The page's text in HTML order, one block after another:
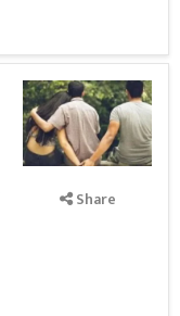
Share